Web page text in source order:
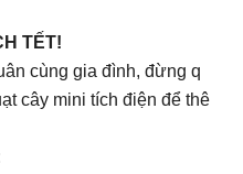
TẾT!
cùng gia đình, đừng q
cây mini tích điện để thê